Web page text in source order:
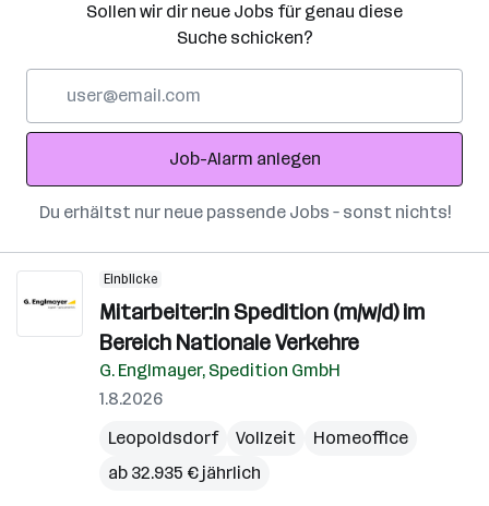
Sollen wir dir neue Jobs für genau diese
Suche schicken?
Adresse
Job-Alarm anlegen
Du erhältst nur neue passende Jobs – sonst nichts!
Einblicke
Mitarbeiter:in Spedition (m/w/d) im
Bereich Nationale Verkehre
G. Englmayer, Spedition GmbH
1.8.2026
Leopoldsdorf
Vollzeit
Homeoffice
ab 32.935 € jährlich